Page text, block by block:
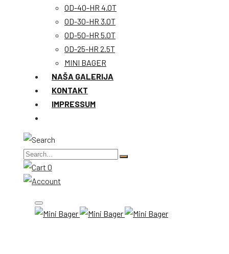
OD-40-HR 4.0T
OD-30-HR 3.0T
OD-50-HR 5.0T
OD-25-HR 2.5T
MINI BAGER
NAŠA GALERIJA
KONTAKT
IMPRESSUM
0